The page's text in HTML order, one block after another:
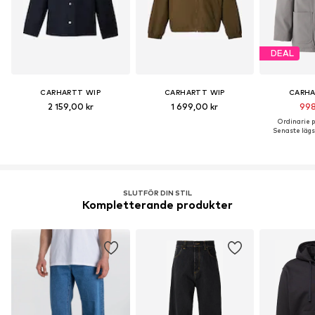
CARHARTT WIP
2 159,00 kr
CARHARTT WIP
1 699,00 kr
DEAL
Ordinarie
Senaste
SLUTFÖR DIN STIL
Kompletterande produkter